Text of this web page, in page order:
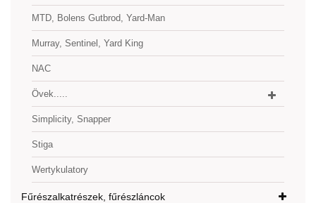
MTD, Bolens Gutbrod, Yard-Man
Murray, Sentinel, Yard King
NAC
Övek.....
Simplicity, Snapper
Stiga
Wertykulatory
Fűrészalkatrészek, fűrészláncok